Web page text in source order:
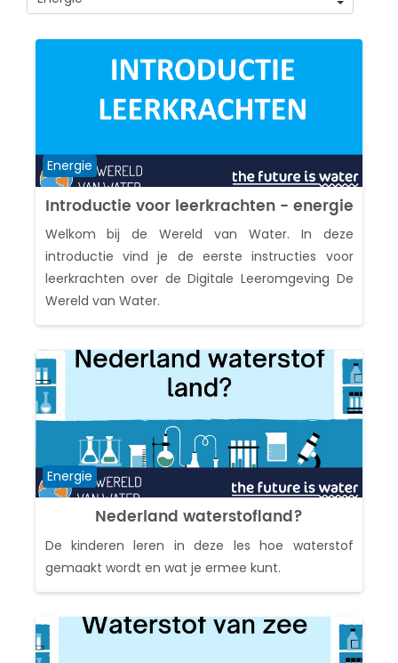
Cursuscategorieën
Introductie voor leerkrachten - energie
Cursuscategorie
Energie
Welkom bij de Wereld van Water. In deze
introductie vind je de eerste instructies voor
leerkrachten over de Digitale Leeromgeving De
Wereld van Water.
Nederland waterstofland?
Cursuscategorie
Energie
De kinderen leren in deze les hoe waterstof
gemaakt wordt en wat je ermee kunt.